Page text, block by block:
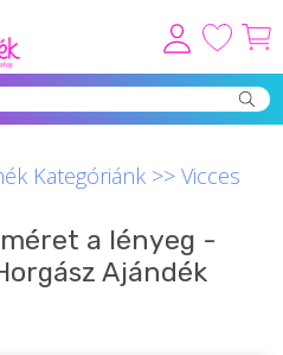
Kategóriánk >> Vicces
a lényeg -
Ajándék